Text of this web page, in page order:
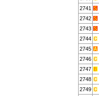
2741
2742
2743
2744
2745
2746
2747
2748
2749